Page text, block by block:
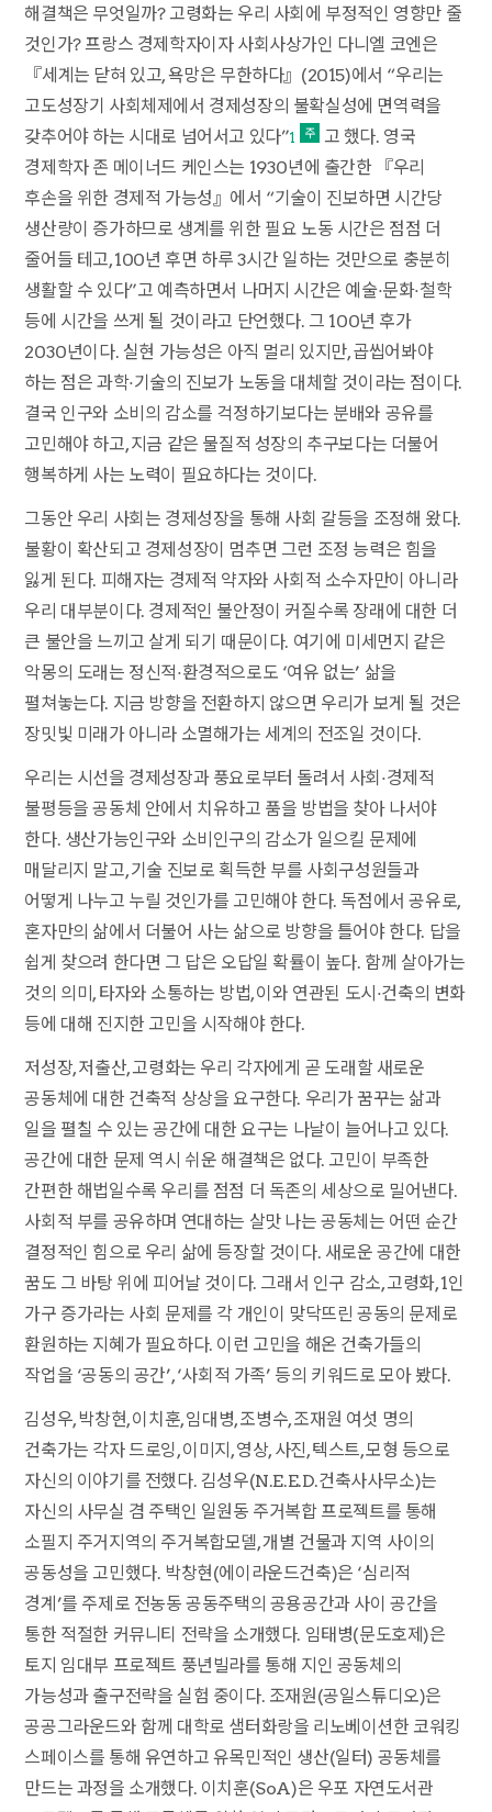
해결책은 무엇일까? 고령화는 우리 사회에 부정적인 영향만 줄
것인가? 프랑스 경제학자이자 사회사상가인 다니엘 코엔은
『세계는 닫혀 있고, 욕망은 무한하다』(2015)에서 “우리는
고도성장기 사회체제에서 경제성장의 불확실성에 면역력을
갖추어야 하는 시대로 넘어서고 있다”1
고 했다. 영국
경제학자 존 메이너드 케인스는 1930년에 출간한 『우리
후손을 위한 경제적 가능성』에서 “기술이 진보하면 시간당
생산량이 증가하므로 생계를 위한 필요 노동 시간은 점점 더
줄어들 테고, 100년 후면 하루 3시간 일하는 것만으로 충분히
생활할 수 있다”고 예측하면서 나머지 시간은 예술·문화·철학
등에 시간을 쓰게 될 것이라고 단언했다. 그 100년 후가
2030년이다. 실현 가능성은 아직 멀리 있지만, 곱씹어봐야
하는 점은 과학·기술의 진보가 노동을 대체할 것이라는 점이다.
결국 인구와 소비의 감소를 걱정하기보다는 분배와 공유를
고민해야 하고, 지금 같은 물질적 성장의 추구보다는 더불어
행복하게 사는 노력이 필요하다는 것이다.
그동안 우리 사회는 경제성장을 통해 사회 갈등을 조정해 왔다.
불황이 확산되고 경제성장이 멈추면 그런 조정 능력은 힘을
잃게 된다. 피해자는 경제적 약자와 사회적 소수자만이 아니라
우리 대부분이다. 경제적인 불안정이 커질수록 장래에 대한 더
큰 불안을 느끼고 살게 되기 때문이다. 여기에 미세먼지 같은
악몽의 도래는 정신적·환경적으로도 ‘여유 없는’ 삶을
펼쳐놓는다. 지금 방향을 전환하지 않으면 우리가 보게 될 것은
장밋빛 미래가 아니라 소멸해가는 세계의 전조일 것이다.
우리는 시선을 경제성장과 풍요로부터 돌려서 사회·경제적
불평등을 공동체 안에서 치유하고 품을 방법을 찾아 나서야
한다. 생산가능인구와 소비인구의 감소가 일으킬 문제에
매달리지 말고, 기술 진보로 획득한 부를 사회구성원들과
어떻게 나누고 누릴 것인가를 고민해야 한다. 독점에서 공유로,
혼자만의 삶에서 더불어 사는 삶으로 방향을 틀어야 한다. 답을
쉽게 찾으려 한다면 그 답은 오답일 확률이 높다. 함께 살아가는
것의 의미, 타자와 소통하는 방법, 이와 연관된 도시·건축의 변화
등에 대해 진지한 고민을 시작해야 한다.
저성장, 저출산, 고령화는 우리 각자에게 곧 도래할 새로운
공동체에 대한 건축적 상상을 요구한다. 우리가 꿈꾸는 삶과
일을 펼칠 수 있는 공간에 대한 요구는 나날이 늘어나고 있다.
공간에 대한 문제 역시 쉬운 해결책은 없다. 고민이 부족한
간편한 해법일수록 우리를 점점 더 독존의 세상으로 밀어낸다.
사회적 부를 공유하며 연대하는 살맛 나는 공동체는 어떤 순간
결정적인 힘으로 우리 삶에 등장할 것이다. 새로운 공간에 대한
꿈도 그 바탕 위에 피어날 것이다. 그래서 인구 감소, 고령화, 1인
가구 증가라는 사회 문제를 각 개인이 맞닥뜨린 공동의 문제로
환원하는 지혜가 필요하다. 이런 고민을 해온 건축가들의
작업을 ‘공동의 공간’, ‘사회적 가족’ 등의 키워드로 모아 봤다.
김성우, 박창현, 이치훈, 임대병, 조병수, 조재원 여섯 명의
건축가는 각자 드로잉, 이미지, 영상, 사진, 텍스트, 모형 등으로
자신의 이야기를 전했다. 김성우(N.E.E.D.건축사사무소)는
자신의 사무실 겸 주택인 일원동 주거복합 프로젝트를 통해
소필지 주거지역의 주거복합모델, 개별 건물과 지역 사이의
공동성을 고민했다. 박창현(에이라운드건축)은 ‘심리적
경계’를 주제로 전농동 공동주택의 공용공간과 사이 공간을
통한 적절한 커뮤니티 전략을 소개했다. 임태병(문도호제)은
토지 임대부 프로젝트 풍년빌라를 통해 지인 공동체의
가능성과 출구전략을 실험 중이다. 조재원(공일스튜디오)은
공공그라운드와 함께 대학로 샘터화랑을 리노베이션한 코워킹
스페이스를 통해 유연하고 유목민적인 생산(일터) 공동체를
만드는 과정을 소개했다. 이치훈(SoA)은 우포 자연도서관